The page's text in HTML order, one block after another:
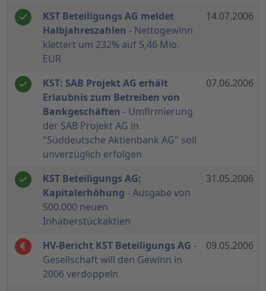
KST Beteiligungs AG meldet
Halbjahreszahlen - Nettogewinn
klettert um 232% auf 5,46 Mio.
EUR
14.07.2006
KST: SAB Projekt AG erhält
Erlaubnis zum Betreiben von
Bankgeschäften - Umfirmierung
der SAB Projekt AG in
"Süddeutsche Aktienbank AG" soll
unverzüglich erfolgen
07.06.2006
KST Beteiligungs AG:
Kapitalerhöhung - Ausgabe von
500.000 neuen
Inhaberstückaktien
31.05.2006
HV-Bericht KST Beteiligungs AG -
Gesellschaft will den Gewinn in
2006 verdoppeln
09.05.2006